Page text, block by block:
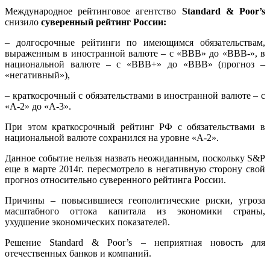
Международное рейтинговое агентство Standard & Poor’s
снизило суверенный рейтинг России:
– долгосрочные рейтинги по имеющимся обязательствам,
выраженным в иностранной валюте – с «BBB» до «BBB-», в
национальной валюте – с «BBB+» до «BBB» (прогноз –
«негативный»),
– краткосрочный с обязательствами в иностранной валюте – с
«A-2» до «A-3».
При этом краткосрочный рейтинг РФ с обязательствами в
национальной валюте сохранился на уровне «A-2».
Данное событие нельзя назвать неожиданным, поскольку S&P
еще в марте 2014г. пересмотрело в негативную сторону свой
прогноз относительно суверенного рейтинга России.
Причины – повысившиеся геополитические риски, угроза
масштабного оттока капитала из экономики страны,
ухудшение экономических показателей.
Решение Standard & Poor’s – неприятная новость для
отечественных банков и компаний.